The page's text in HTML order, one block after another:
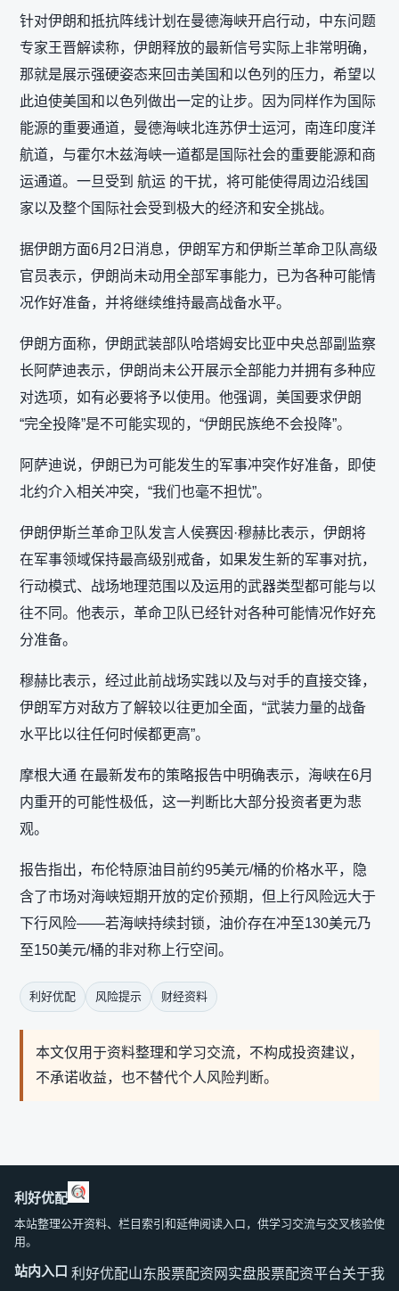
针对伊朗和抵抗阵线计划在曼德海峡开启行动，中东问题
专家王晋解读称，伊朗释放的最新信号实际上非常明确，
那就是展示强硬姿态来回击美国和以色列的压力，希望以
此迫使美国和以色列做出一定的让步。因为同样作为国际
能源的重要通道，曼德海峡北连苏伊士运河，南连印度洋
航道，与霍尔木兹海峡一道都是国际社会的重要能源和商
运通道。一旦受到 航运 的干扰，将可能使得周边沿线国
家以及整个国际社会受到极大的经济和安全挑战。
据伊朗方面6月2日消息，伊朗军方和伊斯兰革命卫队高级
官员表示，伊朗尚未动用全部军事能力，已为各种可能情
况作好准备，并将继续维持最高战备水平。
伊朗方面称，伊朗武装部队哈塔姆安比亚中央总部副监察
长阿萨迪表示，伊朗尚未公开展示全部能力并拥有多种应
对选项，如有必要将予以使用。他强调，美国要求伊朗
“完全投降”是不可能实现的，“伊朗民族绝不会投降”。
阿萨迪说，伊朗已为可能发生的军事冲突作好准备，即使
北约介入相关冲突，“我们也毫不担忧”。
伊朗伊斯兰革命卫队发言人侯赛因·穆赫比表示，伊朗将
在军事领域保持最高级别戒备，如果发生新的军事对抗，
行动模式、战场地理范围以及运用的武器类型都可能与以
往不同。他表示，革命卫队已经针对各种可能情况作好充
分准备。
穆赫比表示，经过此前战场实践以及与对手的直接交锋，
伊朗军方对敌方了解较以往更加全面，“武装力量的战备
水平比以往任何时候都更高”。
摩根大通 在最新发布的策略报告中明确表示，海峡在6月
内重开的可能性极低，这一判断比大部分投资者更为悲
观。
报告指出，布伦特原油目前约95美元/桶的价格水平，隐
含了市场对海峡短期开放的定价预期，但上行风险远大于
下行风险——若海峡持续封锁，油价存在冲至130美元乃
至150美元/桶的非对称上行空间。
利好优配 风险提示 财经资料
本文仅用于资料整理和学习交流，不构成投资建议，
不承诺收益，也不替代个人风险判断。
利好优配
本站整理公开资料、栏目索引和延伸阅读入口，供学习交流与交叉核验使
用。
站内入口 利好优配山东股票配资网 实盘股票配资平台关于我们